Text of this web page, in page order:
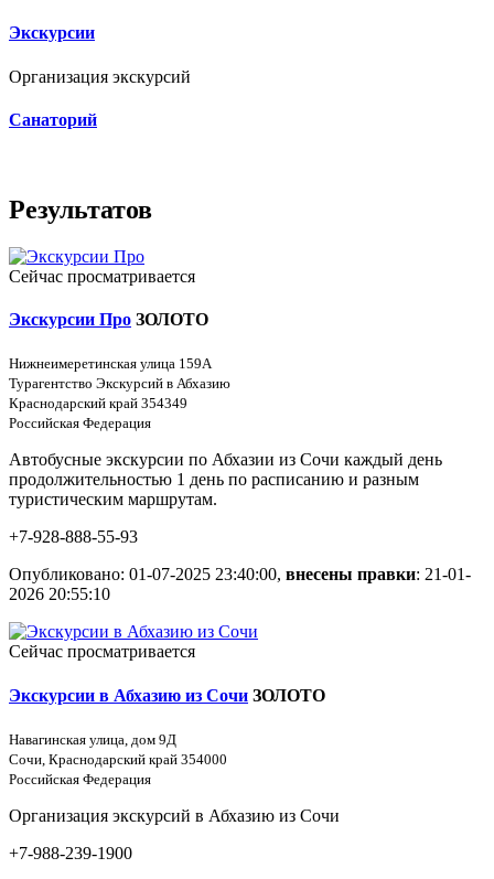
Экскурсии
Организация экскурсий
Санаторий
Результатов
Сейчас просматривается
Экскурсии Про ЗОЛОТО
Нижнеимеретинская улица 159А
Турагентство Экскурсий в Абхазию
Краснодарский край 354349
Российская Федерация
Автобусные экскурсии по Абхазии из Сочи каждый день
продолжительностью 1 день по расписанию и разным
туристическим маршрутам.
+7-928-888-55-93
Опубликовано: 01-07-2025 23:40:00, внесены правки: 21-01-
2026 20:55:10
Сейчас просматривается
Экскурсии в Абхазию из Сочи ЗОЛОТО
Навагинская улица, дом 9Д
Сочи, Краснодарский край 354000
Российская Федерация
Организация экскурсий в Абхазию из Сочи
+7-988-239-1900